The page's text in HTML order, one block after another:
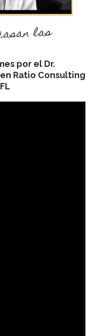
por el Dr.
Ratio Consulting